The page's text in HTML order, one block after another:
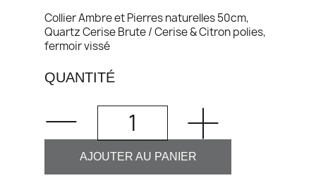
Collier Ambre et Pierres naturelles 50cm,
Quartz Cerise Brute / Cerise & Citron polies,
fermoir vissé
QUANTITÉ
AJOUTER AU PANIER